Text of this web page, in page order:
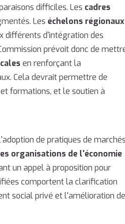
difficiles. Les cadres
Les échelons régionaux
différents d'intégration des
prévoit donc de
en renforçant la
Cela devrait permettre de
formations, et le soutien à
de pratiques de marchés
organisations de l'économie
un appel à proposition pour
comportent la clarification
social privé et l'amélioration de